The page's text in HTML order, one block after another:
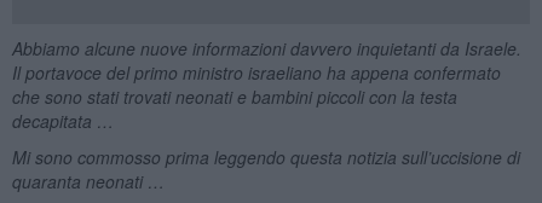
Abbiamo alcune nuove informazioni davvero inquietanti da Israele.
Il portavoce del primo ministro israeliano ha appena confermato
che sono stati trovati neonati e bambini piccoli con la testa
decapitata …
Mi sono commosso prima leggendo questa notizia sull’uccisione di
quaranta neonati …